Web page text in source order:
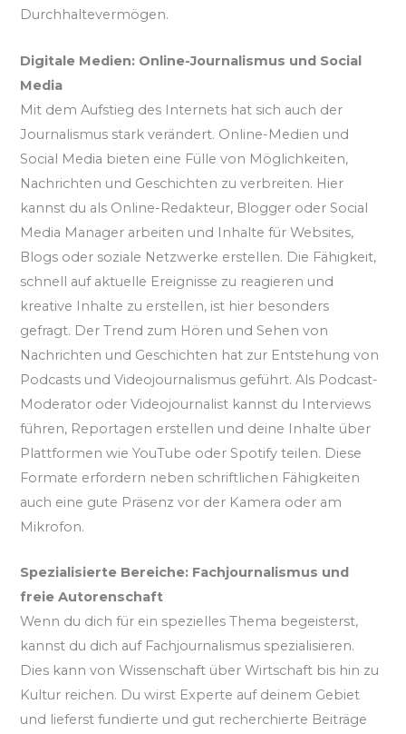
Durchhaltevermögen.
Digitale Medien: Online-Journalismus und Social
Media
Mit dem Aufstieg des Internets hat sich auch der
Journalismus stark verändert. Online-Medien und
Social Media bieten eine Fülle von Möglichkeiten,
Nachrichten und Geschichten zu verbreiten. Hier
kannst du als Online-Redakteur, Blogger oder Social
Media Manager arbeiten und Inhalte für Websites,
Blogs oder soziale Netzwerke erstellen. Die Fähigkeit,
schnell auf aktuelle Ereignisse zu reagieren und
kreative Inhalte zu erstellen, ist hier besonders
gefragt. Der Trend zum Hören und Sehen von
Nachrichten und Geschichten hat zur Entstehung von
Podcasts und Videojournalismus geführt. Als Podcast-
Moderator oder Videojournalist kannst du Interviews
führen, Reportagen erstellen und deine Inhalte über
Plattformen wie YouTube oder Spotify teilen. Diese
Formate erfordern neben schriftlichen Fähigkeiten
auch eine gute Präsenz vor der Kamera oder am
Mikrofon.
Spezialisierte Bereiche: Fachjournalismus und
freie Autorenschaft
Wenn du dich für ein spezielles Thema begeisterst,
kannst du dich auf Fachjournalismus spezialisieren.
Dies kann von Wissenschaft über Wirtschaft bis hin zu
Kultur reichen. Du wirst Experte auf deinem Gebiet
und lieferst fundierte und gut recherchierte Beiträge